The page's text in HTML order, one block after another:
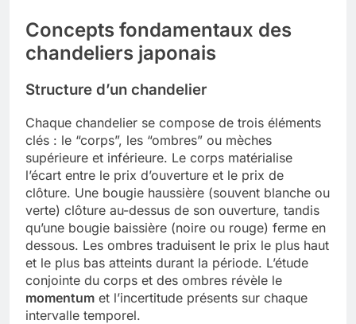
Concepts fondamentaux des
chandeliers japonais
Structure d’un chandelier
Chaque chandelier se compose de trois éléments
clés : le “corps”, les “ombres” ou mèches
supérieure et inférieure. Le corps matérialise
l’écart entre le prix d’ouverture et le prix de
clôture. Une bougie haussière (souvent blanche ou
verte) clôture au-dessus de son ouverture, tandis
qu’une bougie baissière (noire ou rouge) ferme en
dessous. Les ombres traduisent le prix le plus haut
et le plus bas atteints durant la période. L’étude
conjointe du corps et des ombres révèle le
momentum et l’incertitude présents sur chaque
intervalle temporel.